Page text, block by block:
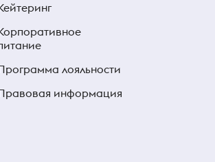
лояльности
информация